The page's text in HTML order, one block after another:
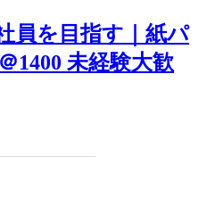
員を目指す｜紙パ
1400 未経験大歓